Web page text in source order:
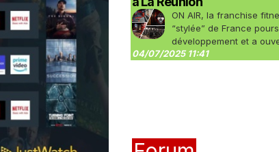
ON AIR, la franchise
“stylée” de France
développement et a
04/07/2025 11:41